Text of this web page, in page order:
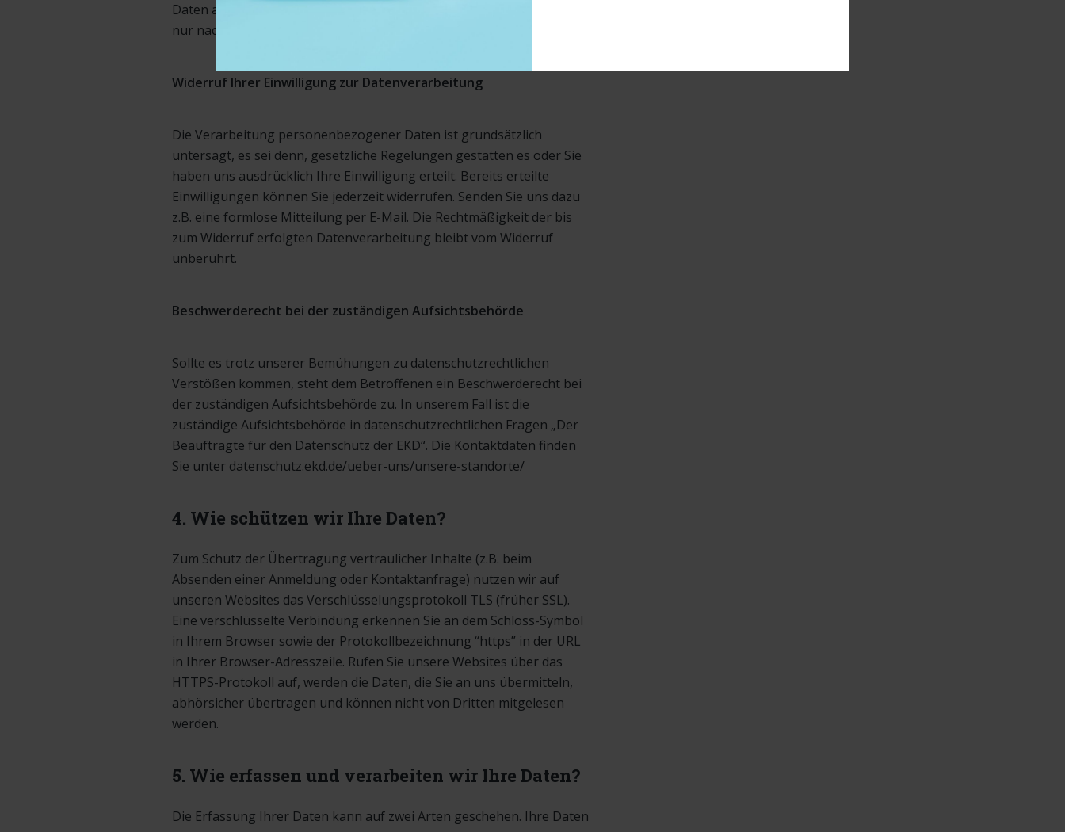
Daten an einen anderen Verantwortlichen, können wir Ihrem Wunsch
nur nachkommen, wenn dies auch technisch machbar ist.
Widerruf Ihrer Einwilligung zur Datenverarbeitung
Die Verarbeitung personenbezogener Daten ist grundsätzlich
untersagt, es sei denn, gesetzliche Regelungen gestatten es oder Sie
haben uns ausdrücklich Ihre Einwilligung erteilt. Bereits erteilte
Einwilligungen können Sie jederzeit widerrufen. Senden Sie uns dazu
z.B. eine formlose Mitteilung per E-Mail. Die Rechtmäßigkeit der bis
zum Widerruf erfolgten Datenverarbeitung bleibt vom Widerruf
unberührt.
Beschwerderecht bei der zuständigen Aufsichtsbehörde
Sollte es trotz unserer Bemühungen zu datenschutzrechtlichen
Verstößen kommen, steht dem Betroffenen ein Beschwerderecht bei
der zuständigen Aufsichtsbehörde zu. In unserem Fall ist die
zuständige Aufsichtsbehörde in datenschutzrechtlichen Fragen „Der
Beauftragte für den Datenschutz der EKD“. Die Kontaktdaten finden
Sie unter datenschutz.ekd.de/ueber-uns/unsere-standorte/
4. Wie schützen wir Ihre Daten?
Zum Schutz der Übertragung vertraulicher Inhalte (z.B. beim
Absenden einer Anmeldung oder Kontaktanfrage) nutzen wir auf
unseren Websites das Verschlüsselungsprotokoll TLS (früher SSL).
Eine verschlüsselte Verbindung erkennen Sie an dem Schloss-Symbol
in Ihrem Browser sowie der Protokollbezeichnung “https” in der URL
in Ihrer Browser-Adresszeile. Rufen Sie unsere Websites über das
HTTPS-Protokoll auf, werden die Daten, die Sie an uns übermitteln,
abhörsicher übertragen und können nicht von Dritten mitgelesen
werden.
5. Wie erfassen und verarbeiten wir Ihre Daten?
Die Erfassung Ihrer Daten kann auf zwei Arten geschehen. Ihre Daten